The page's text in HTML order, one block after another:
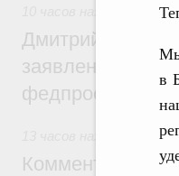
в
Дмитрий
заявлений от
федпроекта
Комментарий